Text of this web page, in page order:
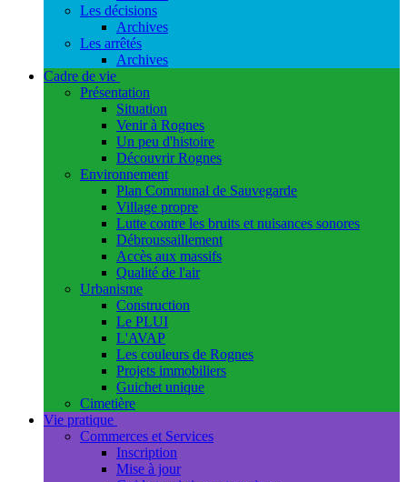
Les décisions
Archives
Les arrêtés
Archives
Cadre de vie
Présentation
Situation
Venir à Rognes
Un peu d'histoire
Découvrir Rognes
Environnement
Plan Communal de Sauvegarde
Village propre
Lutte contre les bruits et nuisances sonores
Débroussaillement
Accès aux massifs
Qualité de l'air
Urbanisme
Construction
Le PLUI
L'AVAP
Les couleurs de Rognes
Projets immobiliers
Guichet unique
Cimetière
Vie pratique
Commerces et Services
Inscription
Mise à jour